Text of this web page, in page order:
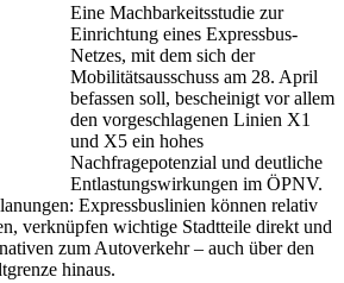
Eine Machbarkeitsstudie zur
Einrichtung eines Expressbus-
Netzes, mit dem sich der
Mobilitätsausschuss am 28. April
befassen soll, bescheinigt vor allem
den vorgeschlagenen Linien X1
und X5 ein hohes
Nachfragepotenzial und deutliche
Entlastungswirkungen im ÖPNV.
Expressbuslinien können relativ
verknüpfen wichtige Stadtteile direkt und
zum Autoverkehr – auch über den
hinaus.